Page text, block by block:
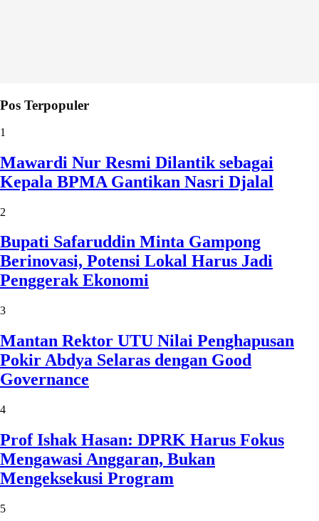
Pos Terpopuler
1
Mawardi Nur Resmi Dilantik sebagai
Kepala BPMA Gantikan Nasri Djalal
2
Bupati Safaruddin Minta Gampong
Berinovasi, Potensi Lokal Harus Jadi
Penggerak Ekonomi
3
Mantan Rektor UTU Nilai Penghapusan
Pokir Abdya Selaras dengan Good
Governance
4
Prof Ishak Hasan: DPRK Harus Fokus
Mengawasi Anggaran, Bukan
Mengeksekusi Program
5